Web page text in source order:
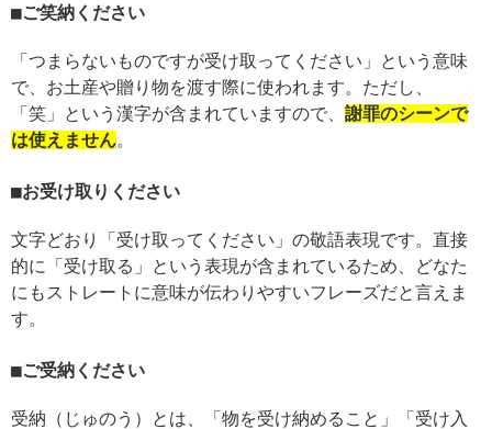
ご笑納ください
「つまらないものですが受け取ってください」という意味
で、お土産や贈り物を渡す際に使われます。ただし、
「笑」という漢字が含まれていますので、 謝罪のシーンで
は使えません。
お受け取りください
文字どおり「受け取ってください」の敬語表現です。直接
的に「受け取る」という表現が含まれているため、どなた
にもストレートに意味が伝わりやすいフレーズだと言えま
す。
ご受納ください
受納（じゅのう）とは、「物を受け納めること」「受け入